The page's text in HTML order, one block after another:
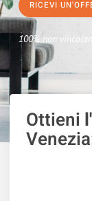
RICEVI
100% non
Ottieni